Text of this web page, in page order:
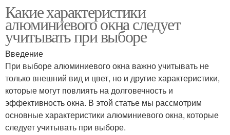
Какие характеристики
алюминиевого окна следует
учитывать при выборе
Введение
При выборе алюминиевого окна важно учитывать не
только внешний вид и цвет, но и другие характеристики,
которые могут повлиять на долговечность и
эффективность окна. В этой статье мы рассмотрим
основные характеристики алюминиевого окна, которые
следует учитывать при выборе.